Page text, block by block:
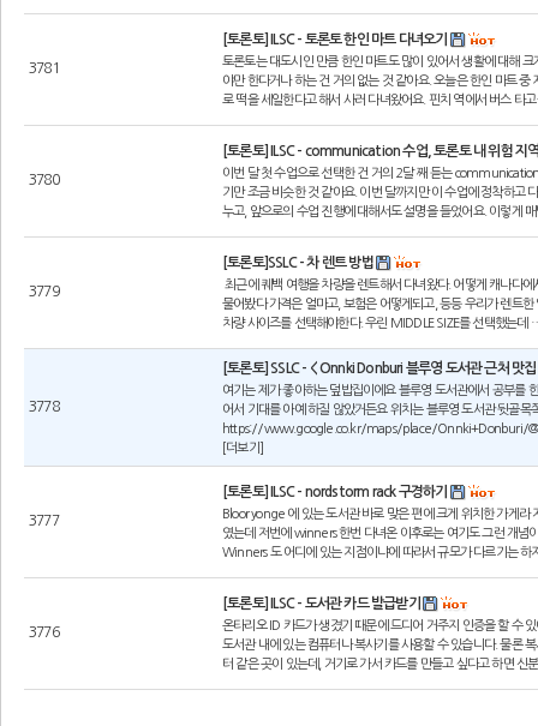
3781
[토론토] ILSC - 토론토 한인 마트 다녀오기
토론토는 대도시인 만큼 한인 마트도 많이 있어서 생활에 대해
야만 한다거나 하는 건 거의 없는 것 같아요. 오늘은 한인 마트
로 떡을 세일한다고 해서 사러 다녀왔어요. 핀치 역에서 버스 타
3780
[토론토] ILSC - communication 수업, 토론토 내 위험 지
이번 달 첫 수업으로 선택한 건 거의 2달 째 듣는
기만 조금 비슷한 것 같아요. 이번 달까지만 이 수업에 정착하고
누고, 앞으로의 수업 진행에 대해서도 설명을 들었어요. 이렇게
3779
[토론토]SSLC - 차 렌트 방법
최근에 퀘백 여행을 차량을 렌트해서 다녀왔다. 어떻게 캐나다
물어봤다 가격은 얼마고, 보험은 어떻게되고, 등등 우리가 렌트
차량 사이즈를 선택해야한다. 우린 MIDDLE SIZE를 선택했는데
3778
[토론토] SSLC - < Onnki Donburi 블루영 도서관 근처 맛
여기는 제가 좋아하는 덮밥집이에요 블루영 도서관에서 공부를
어서 기대를 아예 하질 않았거든요 위치는 블루영 도서관 뒷골목
https://www.google.co.kr/maps/place/
[더보기]
3777
[토론토] ILSC - nordstorm rack 구경하기
Bloor yonge 에 있는 도서관 바로 맞은 편에 크게 위치한 가게라
였는데 저번에 winners 한번 다녀온 이후로는 여기도 그런 개념
Winners 도 어디에 있는 지점이냐에 따라서 규모가 다르기는
3776
[토론토] ILSC - 도서관 카드 발급받기
온타리오 ID 카드가 생겼기 때문에 드디어 거주지 인증을 할 수
도서관 내에 있는 컴퓨터나 복사기를 사용할 수 있습니다. 물론
터 같은 곳이 있는데, 거기로 가서 카드를 만들고 싶다고 하면 신